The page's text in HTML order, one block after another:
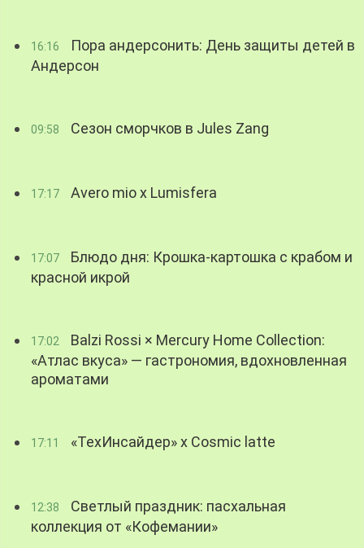
16:16
Пора андерсонить: День защиты детей в
Андерсон
09:58 Сезон сморчков в Jules Zang
17:17 Avero mio x Lumisfera
17:07
Блюдо дня: Крошка-картошка с крабом и
красной икрой
17:02
Balzi Rossi × Mercury Home Collection:
«Атлас вкуса» — гастрономия, вдохновленная
ароматами
17:11 «ТехИнсайдер» х Cosmic latte
12:38
Светлый праздник: пасхальная
коллекция от «Кофемании»